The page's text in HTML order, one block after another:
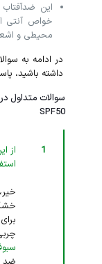
این
خواص آنتی
محیطی و
در ادامه به
داشته باشید،
سوالات متداول
SPF50
1
از